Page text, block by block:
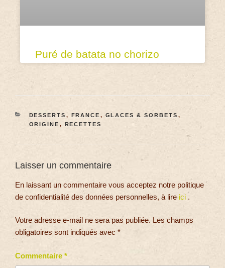
Puré de batata no chorizo
DESSERTS , FRANCE , GLACES & SORBETS ,
ORIGINE , RECETTES
Laisser un commentaire
En laissant un commentaire vous acceptez notre politique
de confidentialité des données personnelles, à lire ici .
Votre adresse e-mail ne sera pas publiée. Les champs
obligatoires sont indiqués avec *
Commentaire *